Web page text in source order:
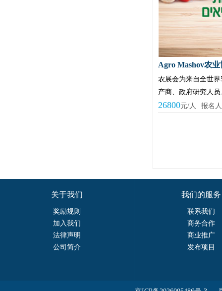
Agro Mashov农
农展会为来自全世
产商、政府研究人
26800元/人 报名
关于我们
奖励规则
加入我们
法律声明
公司简介
我们的服务
联系我们
商务合作
商业推广
发布项目